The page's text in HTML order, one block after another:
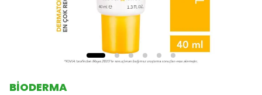
BİODERMA